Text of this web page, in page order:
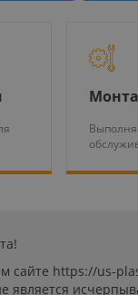
сайте https://us-
является